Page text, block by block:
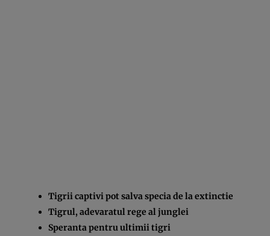
Tigrii captivi pot salva specia de la extinctie
Tigrul, adevaratul rege al junglei
Speranta pentru ultimii tigri